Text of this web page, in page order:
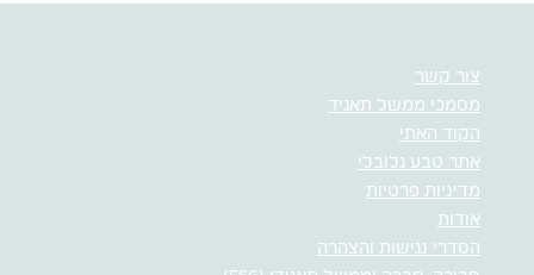
צור קשר
מסמכי ממשל תאגיד
הקוד האתי
אתר טבע גלובלי
מדיניות פרטיות
אודות
הסדרי נגישות והצהרה